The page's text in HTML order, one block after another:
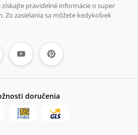
pravidelné informácie o super
Zo zasielania sa môžete kedykoľvek
doručenia